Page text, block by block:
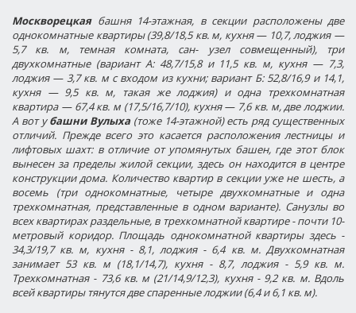
Москворецкаябашня 14-этажная, в секции расположены две
однокомнатные квартиры (39,8/18,5 кв. м, кухня — 10,7, лоджия —
5,7 кв. м, темная комната, сан- узел совмещенный), три
двухкомнатные (вариант А: 48,7/15,8 и 11,5 кв. м, кухня — 7,3,
лоджия — 3,7 кв. м с входом из кухни; вариант Б: 52,8/16,9 и 14,1,
кухня — 9,5 кв. м, такая же лоджия) и одна трехкомнатная
квартира — 67,4 кв. м (17,5/16,7/10), кухня — 7,6 кв. м, две лоджии.
А вот убашни Вулыха (тоже 14-этажной) есть ряд существенных
отличий. Прежде всего это касается расположения лестницы и
лифтовых шахт: в отличие от упомянутых башен, где этот блок
вынесен за пределы жилой секции, здесь он находится в центре
конструкции дома. Количество квартир в секции уже не шесть, а
восемь (три однокомнатные, четыре двухкомнатные и одна
трехкомнатная, представленные в одном варианте). Санузлы во
всех квартирах раздельные, в трехкомнатной квартире - почти 10-
метровый коридор. Площадь однокомнатной квартиры здесь -
34,3/19,7 кв. м, кухня - 8,1, лоджия - 6,4 кв. м. Двухкомнатная
занимает 53 кв. м (18,1/14,7), кухня - 8,7, лоджия - 5,9 кв. м.
Трехкомнатная - 73,6 кв. м (21/14,9/12,3), кухня - 9,2 кв. м. Вдоль
всей квартиры тянутся две спаренные лоджии (6,4 и 6,1 кв. м).